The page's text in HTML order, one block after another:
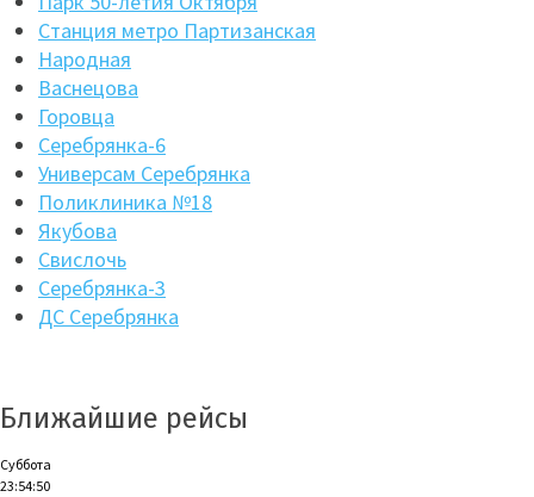
Станция метро Партизанская
Народная
Васнецова
Горовца
Серебрянка-6
Универсам Серебрянка
Поликлиника №18
Якубова
Свислочь
Серебрянка-3
ДС Серебрянка
Ближайшие рейсы
Суббота
23:54:51